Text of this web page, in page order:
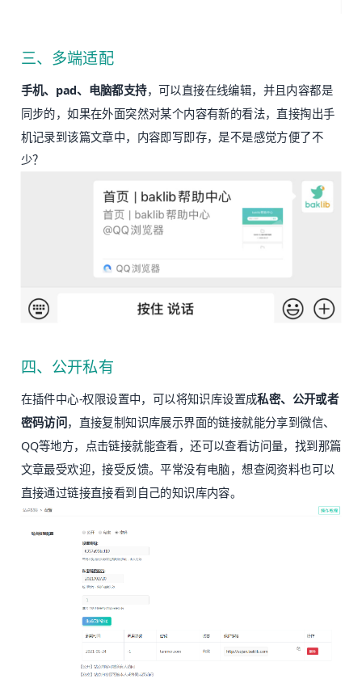
三、多端适配
手机、pad、电脑都支持，可以直接在线编辑，并且内容都是
同步的，如果在外面突然对某个内容有新的看法，直接掏出手
机记录到该篇文章中，内容即写即存，是不是感觉方便了不
少？
四、公开私有
在插件中心-权限设置中，可以将知识库设置成私密、公开或者
密码访问，直接复制知识库展示界面的链接就能分享到微信、
QQ等地方，点击链接就能查看，还可以查看访问量，找到那篇
文章最受欢迎，接受反馈。平常没有电脑，想查阅资料也可以
直接通过链接直接看到自己的知识库内容。